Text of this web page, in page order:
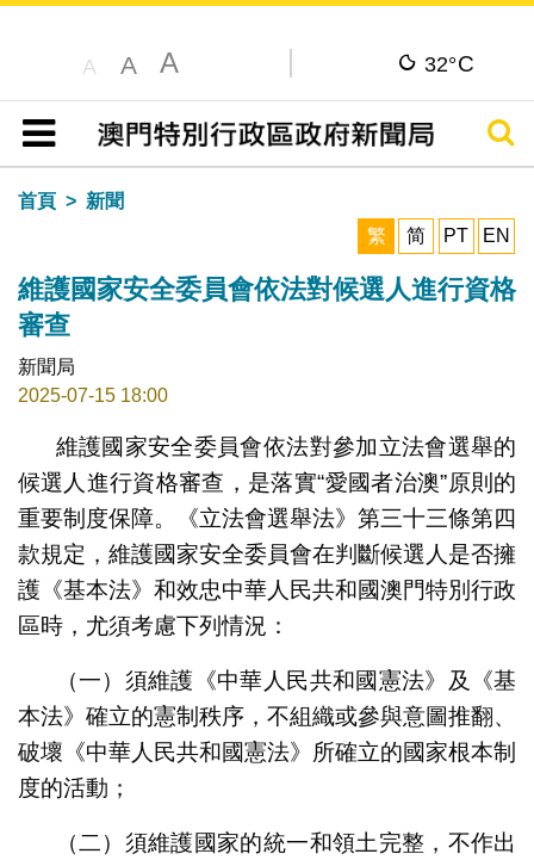
A A A 32°C
目錄
搜尋
首頁
新聞
繁
简 PT EN
維護國家安全委員會依法對候選人進行資格
審查
新聞局
2025-07-15 18:00
維護國家安全委員會依法對參加立法會選舉的
候選人進行資格審查，是落實“愛國者治澳”原則的
重要制度保障。《立法會選舉法》第三十三條第四
款規定，維護國家安全委員會在判斷候選人是否擁
護《基本法》和效忠中華人民共和國澳門特別行政
區時，尤須考慮下列情況：
（一）須維護《中華人民共和國憲法》及
《基
本法》 確立的憲制秩序，不組織或參與意圖推翻、
破壞《中華人民共和國憲法》所確立的國家根本制
度的活動；
（二）須維護國家的統一和領土完整，不作出